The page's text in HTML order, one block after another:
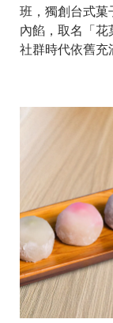
班，獨創台式菓
內餡，取名「
社群時代依舊充